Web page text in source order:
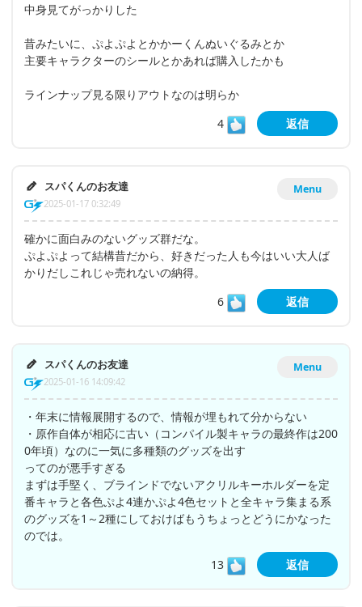
中身見てがっかりした
昔みたいに、ぷよぷよとかかーくんぬいぐるみとか
主要キャラクターのシールとかあれば購入したかも
ラインナップ見る限りアウトなのは明らか
4
返信
Menu
スパくんのお友達
2025-01-17 0:32:49
確かに面白みのないグッズ群だな。
ぷよぷよって結構昔だから、好きだった人も今はいい大人ば
かりだしこれじゃ売れないの納得。
6
返信
Menu
スパくんのお友達
2025-01-16 14:09:42
・年末に情報展開するので、情報が埋もれて分からない
・原作自体が相応に古い（コンパイル製キャラの最終作は200
0年頃）なのに一気に多種類のグッズを出す
ってのが悪手すぎる
まずは手堅く、ブラインドでないアクリルキーホルダーを定
番キャラと各色ぷよ4連かぷよ4色セットと全キャラ集まる系
のグッズを1～2種にしておけばもうちょっとどうにかなった
のでは。
13
返信